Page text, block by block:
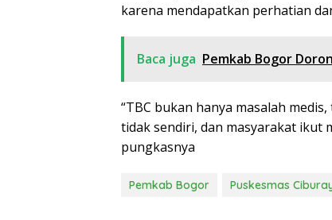
karena mendapatkan perhatian
Baca juga Pemkab Bogor
“TBC bukan hanya masalah
tidak sendiri, dan masyarakat ikut
pungkasnya
Pemkab Bogor Puskesmas